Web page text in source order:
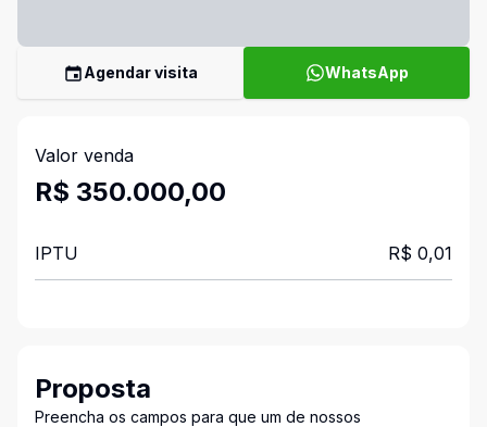
Agendar visita WhatsApp
Valor venda
R$ 350.000,00
IPTU R$ 0,01
Proposta
Preencha os campos para que um de nossos